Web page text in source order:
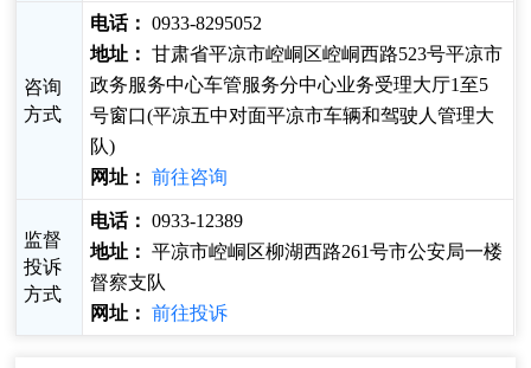
咨询
方式
电话： 0933-8295052
地址： 甘肃省平凉市崆峒区崆峒西路523号平凉市
政务服务中心车管服务分中心业务受理大厅1至5
号窗口(平凉五中对面平凉市车辆和驾驶人管理大
队)
网址： 前往咨询
监督
投诉
方式
电话： 0933-12389
地址： 平凉市崆峒区柳湖西路261号市公安局一楼
督察支队
网址： 前往投诉